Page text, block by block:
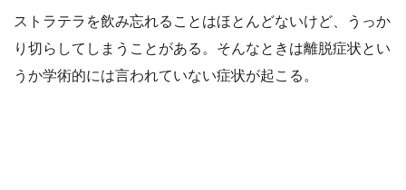
ストラテラを飲み忘れることはほとんどないけど、うっか
り切らしてしまうことがある。そんなときは離脱症状とい
うか学術的には言われていない症状が起こる。